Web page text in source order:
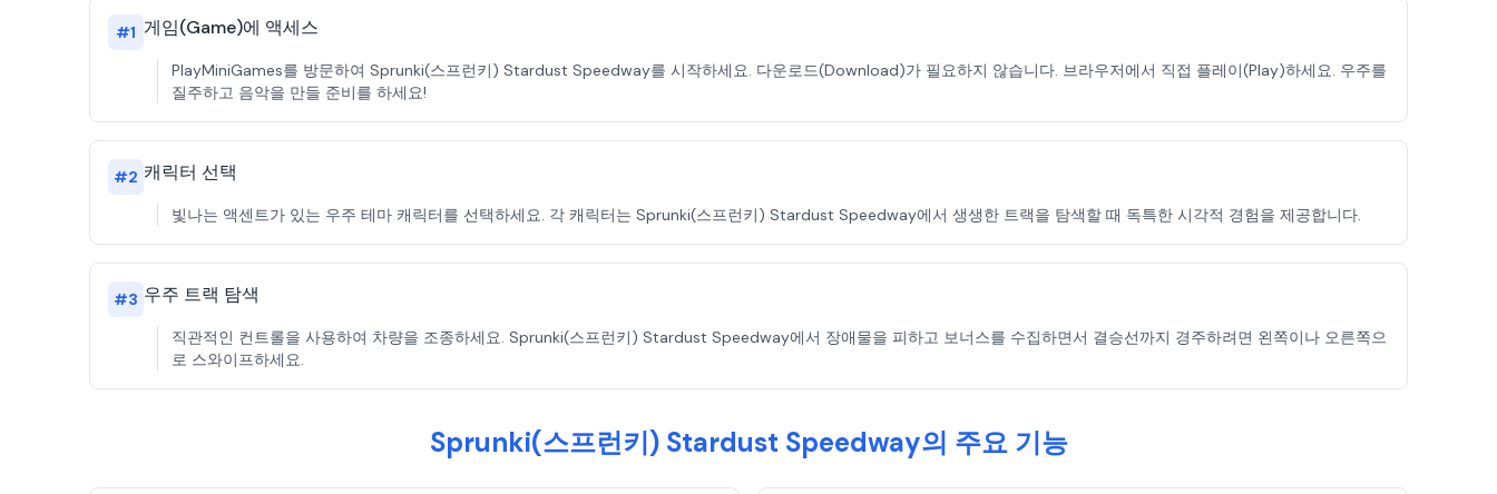
#1 게임(Game)에 액세스
PlayMiniGames를 방문하여 Sprunki(스프런키) Stardust Speedway를 시작하세요. 다운로드(Download)가 필요하지 않습니다. 브라우저에서 직접 플레이(Play)하세요. 우주를
질주하고 음악을 만들 준비를 하세요!
#2 캐릭터 선택
빛나는 액센트가 있는 우주 테마 캐릭터를 선택하세요. 각 캐릭터는 Sprunki(스프런키) Stardust Speedway에서 생생한 트랙을 탐색할 때 독특한 시각적 경험을 제공합니다.
#3 우주 트랙 탐색
직관적인 컨트롤을 사용하여 차량을 조종하세요. Sprunki(스프런키) Stardust Speedway에서 장애물을 피하고 보너스를 수집하면서 결승선까지 경주하려면 왼쪽이나 오른쪽으
로 스와이프하세요.
Sprunki(스프런키) Stardust Speedway의 주요 기능